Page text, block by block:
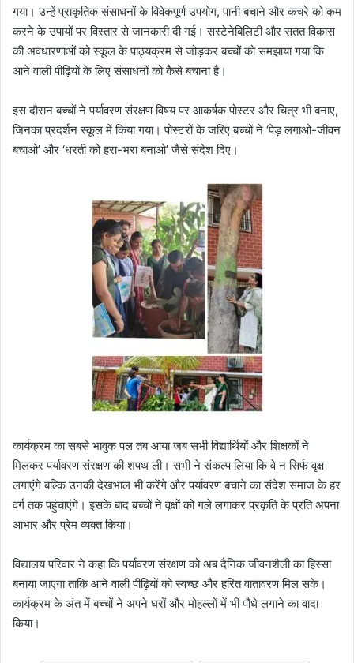
गया। उन्हें प्राकृतिक संसाधनों के विवेकपूर्ण उपयोग, पानी बचाने और कचरे को कम
करने के उपायों पर विस्तार से जानकारी दी गई। सस्टेनेबिलिटी और सतत विकास
की अवधारणाओं को स्कूल के पाठ्यक्रम से जोड़कर बच्चों को समझाया गया कि
आने वाली पीढ़ियों के लिए संसाधनों को कैसे बचाना है।
इस दौरान बच्चों ने पर्यावरण संरक्षण विषय पर आकर्षक पोस्टर और चित्र भी बनाए,
जिनका प्रदर्शन स्कूल में किया गया। पोस्टरों के जरिए बच्चों ने ‘पेड़ लगाओ-जीवन
बचाओ’ और ‘धरती को हरा-भरा बनाओ’ जैसे संदेश दिए।
कार्यक्रम का सबसे भावुक पल तब आया जब सभी विद्यार्थियों और शिक्षकों ने
मिलकर पर्यावरण संरक्षण की शपथ ली। सभी ने संकल्प लिया कि वे न सिर्फ वृक्ष
लगाएंगे बल्कि उनकी देखभाल भी करेंगे और पर्यावरण बचाने का संदेश समाज के हर
वर्ग तक पहुंचाएंगे। इसके बाद बच्चों ने वृक्षों को गले लगाकर प्रकृति के प्रति अपना
आभार और प्रेम व्यक्त किया।
विद्यालय परिवार ने कहा कि पर्यावरण संरक्षण को अब दैनिक जीवनशैली का हिस्सा
बनाया जाएगा ताकि आने वाली पीढ़ियों को स्वच्छ और हरित वातावरण मिल सके।
कार्यक्रम के अंत में बच्चों ने अपने घरों और मोहल्लों में भी पौधे लगाने का वादा
किया।